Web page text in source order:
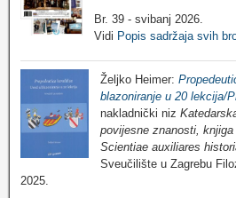
Br. 39 - svibanj 2026.
Vidi Popis sadržaja svih
Željko Heimer:
blazoniranje u 20 lekcija/
nakladnički niz
povijesne znanosti,
Scientiae auxiliares
Sveučilište u Zagrebu
2025.